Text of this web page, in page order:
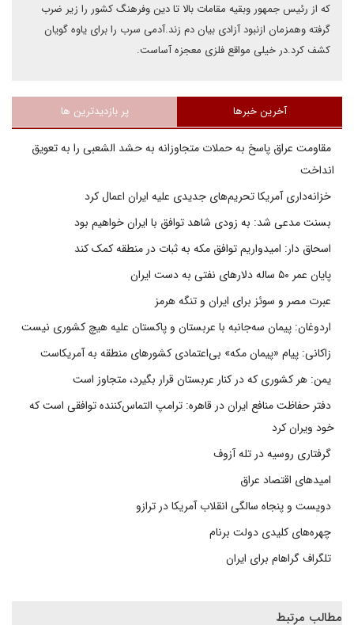
که از رئیس جمهور وبقیه مقامات بالا تا دین وفرهنگ کشور را زیر ضرب
گرفته وهمزمان ازنبود آزادی بیان دم زند.آدمی سرب را برای یاوه گویان
کشف کرد.در خیلی مواقع فلزی معجزه آساست.
آخرین خبرها پر بازدیدترین ها
مقاومت عراق پاسخ به حملات متجاوزانه به حشد الشعبی را به تعویق
انداخت
خزانه‌داری آمریکا تحریم‌های جدیدی علیه ایران اعمال کرد
بسنت مدعی شد: به زودی شاهد توافق با ایران خواهیم بود
اسحاق دار: امیدواریم توافق مکه به ثبات در منطقه کمک کند
پایان عمر ۵۰ ساله دلارهای نفتی به دست ایران
عبرت مصر و سوئز برای ایران و تنگه هرمز
اردوغان: پیمان سه‌جانبه با عربستان و پاکستان علیه هیچ کشوری نیست
زاکانی: پیام «پیمان مکه» بی‌اعتمادی کشورهای منطقه به آمریکاست
یمن: هر کشوری که در کنار عربستان قرار بگیرد، متجاوز است
دفتر حفاظت منافع ایران در قاهره: ترامپ التماس‌کننده توافقی است که
خود ویران کرد
گرفتاری روسیه در تله آزوف
امیدهای اقتصاد عراق
دویست و پنجاه سالگی انقلاب آمریکا در ترازو
چهره‌های کلیدی دولت برنام
تلگراف گراهام برای ایران
مطالب مرتبط